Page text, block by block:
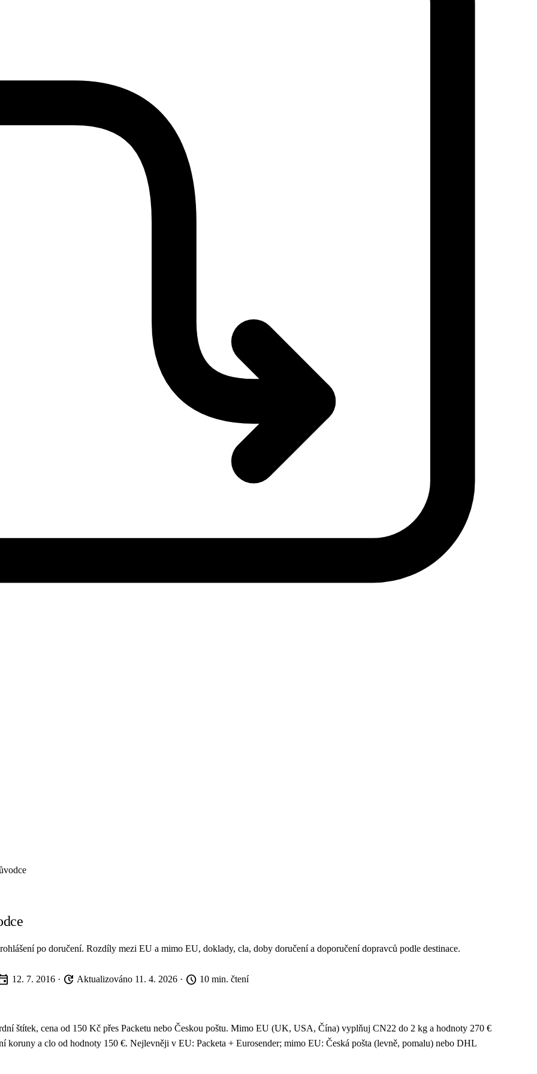
po doručení. Rozdíly mezi EU a mimo EU, doklady, cla, doby doručení a doporučení dopravců podle destinace.
12. 7. 2016 · update Aktualizováno 11. 4. 2026 · schedule 10 min. čtení
štítek, cena od 150 Kč přes Packetu nebo Českou poštu. Mimo EU (UK, USA, Čína) vyplňuj CN22 do 2 kg a hodnoty 270 €
a clo od hodnoty 150 €. Nejlevněji v EU: Packeta + Eurosender; mimo EU: Česká pošta (levně, pomalu) nebo DHL